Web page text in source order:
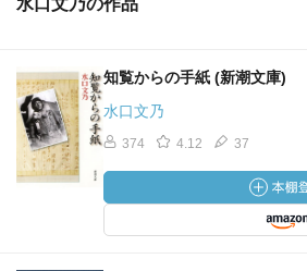
水口文乃の作品
知覧からの手紙 (新潮文庫)
水口文乃
374 4.12 37